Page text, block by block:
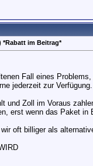
im Beitrag*
Fall eines
jederzeit zur Verfügung.
und Zoll im Voraus
erst wenn das Paket in
oft billiger als